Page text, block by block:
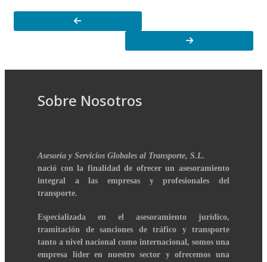
Sobre Nosotros
Asesoría y Servicios Globales al Transporte, S.L.
nació con la finalidad de ofrecer un asesoramiento
integral a las empresas y profesionales del
transporte.
Especializada en el asesoramiento jurídico,
tramitación de sanciones de tráfico y transporte
tanto a nivel nacional como internacional, somos una
empresa líder en nuestro sector y ofrecemos una